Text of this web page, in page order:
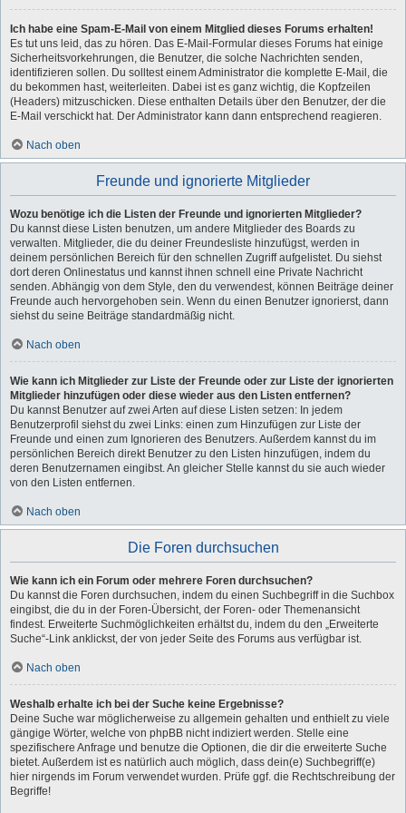
Ich habe eine Spam-E-Mail von einem Mitglied dieses Forums erhalten!
Es tut uns leid, das zu hören. Das E-Mail-Formular dieses Forums hat einige
Sicherheitsvorkehrungen, die Benutzer, die solche Nachrichten senden,
identifizieren sollen. Du solltest einem Administrator die komplette E-Mail, die
du bekommen hast, weiterleiten. Dabei ist es ganz wichtig, die Kopfzeilen
(Headers) mitzuschicken. Diese enthalten Details über den Benutzer, der die
E-Mail verschickt hat. Der Administrator kann dann entsprechend reagieren.
Nach oben
Freunde und ignorierte Mitglieder
Wozu benötige ich die Listen der Freunde und ignorierten Mitglieder?
Du kannst diese Listen benutzen, um andere Mitglieder des Boards zu
verwalten. Mitglieder, die du deiner Freundesliste hinzufügst, werden in
deinem persönlichen Bereich für den schnellen Zugriff aufgelistet. Du siehst
dort deren Onlinestatus und kannst ihnen schnell eine Private Nachricht
senden. Abhängig von dem Style, den du verwendest, können Beiträge deiner
Freunde auch hervorgehoben sein. Wenn du einen Benutzer ignorierst, dann
siehst du seine Beiträge standardmäßig nicht.
Nach oben
Wie kann ich Mitglieder zur Liste der Freunde oder zur Liste der ignorierten
Mitglieder hinzufügen oder diese wieder aus den Listen entfernen?
Du kannst Benutzer auf zwei Arten auf diese Listen setzen: In jedem
Benutzerprofil siehst du zwei Links: einen zum Hinzufügen zur Liste der
Freunde und einen zum Ignorieren des Benutzers. Außerdem kannst du im
persönlichen Bereich direkt Benutzer zu den Listen hinzufügen, indem du
deren Benutzernamen eingibst. An gleicher Stelle kannst du sie auch wieder
von den Listen entfernen.
Nach oben
Die Foren durchsuchen
Wie kann ich ein Forum oder mehrere Foren durchsuchen?
Du kannst die Foren durchsuchen, indem du einen Suchbegriff in die Suchbox
eingibst, die du in der Foren-Übersicht, der Foren- oder Themenansicht
findest. Erweiterte Suchmöglichkeiten erhältst du, indem du den „Erweiterte
Suche“-Link anklickst, der von jeder Seite des Forums aus verfügbar ist.
Nach oben
Weshalb erhalte ich bei der Suche keine Ergebnisse?
Deine Suche war möglicherweise zu allgemein gehalten und enthielt zu viele
gängige Wörter, welche von phpBB nicht indiziert werden. Stelle eine
spezifischere Anfrage und benutze die Optionen, die dir die erweiterte Suche
bietet. Außerdem ist es natürlich auch möglich, dass dein(e) Suchbegriff(e)
hier nirgends im Forum verwendet wurden. Prüfe ggf. die Rechtschreibung der
Begriffe!